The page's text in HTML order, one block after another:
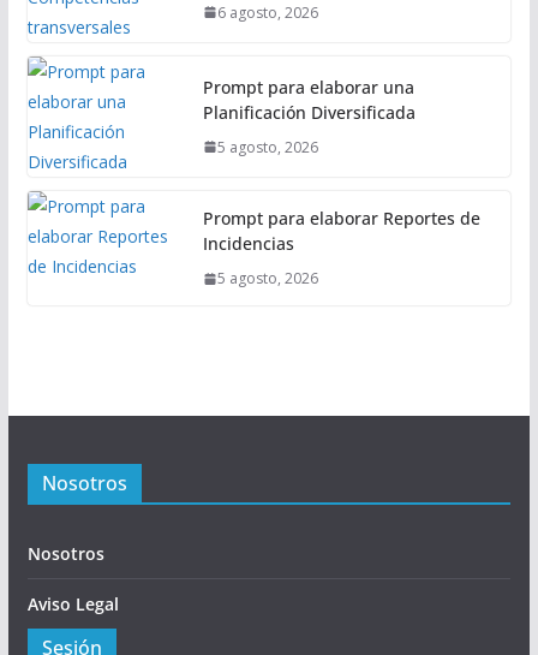
6 agosto, 2026
Prompt para elaborar una
Planificación Diversificada
5 agosto, 2026
Prompt para elaborar Reportes de
Incidencias
5 agosto, 2026
Nosotros
Nosotros
Aviso Legal
Sesión